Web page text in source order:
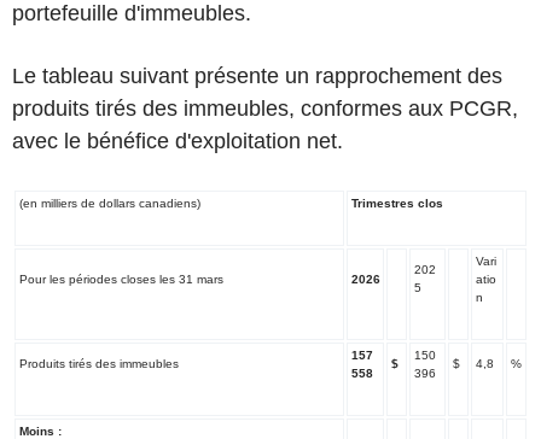
portefeuille d'immeubles.
Le tableau suivant présente un rapprochement des
produits tirés des immeubles, conformes aux PCGR,
avec le bénéfice d'exploitation net.
(en milliers de dollars canadiens) Trimestres clos
Pour les périodes closes les 31 mars 2026
202
5
Vari
atio
n
Produits tirés des immeubles
157
558
$
150
396
$ 4,8 %
Moins :